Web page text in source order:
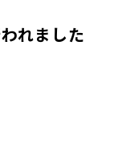
れました